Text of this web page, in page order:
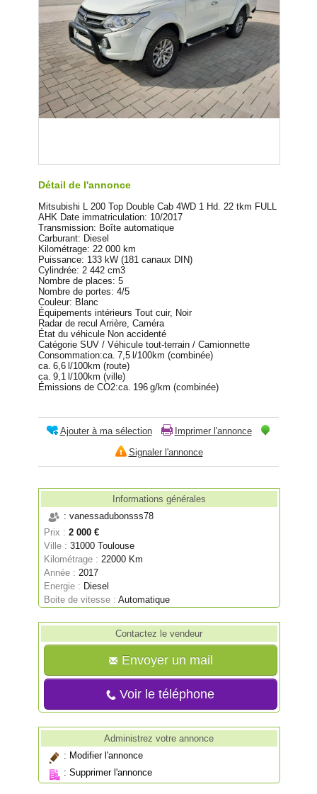
Détail de l'annonce
Mitsubishi L 200 Top Double Cab 4WD 1 Hd. 22 tkm FULL
AHK Date immatriculation: 10/2017
Transmission: Boîte automatique
Carburant: Diesel
Kilométrage: 22 000 km
Puissance: 133 kW (181 canaux DIN)
Cylindrée: 2 442 cm3
Nombre de places: 5
Nombre de portes: 4/5
Couleur: Blanc
Équipements intérieurs Tout cuir, Noir
Radar de recul Arrière, Caméra
État du véhicule Non accidenté
Catégorie SUV / Véhicule tout-terrain / Camionnette
Consommation:ca. 7,5 l/100km (combinée)
ca. 6,6 l/100km (route)
ca. 9,1 l/100km (ville)
Émissions de CO2:ca. 196 g/km (combinée)
Ajouter à ma sélection
Imprimer l'annonce
Signaler l'annonce
Informations générales
: vanessadubonsss78
Prix : 2 000 €
Ville :31000 Toulouse
Kilométrage : 22000 Km
Année : 2017
Energie : Diesel
Boite de vitesse : Automatique
Contactez le vendeur
Envoyer un mail
Voir le téléphone
Administrez votre annonce
: Modifier l'annonce
:Supprimer l'annonce